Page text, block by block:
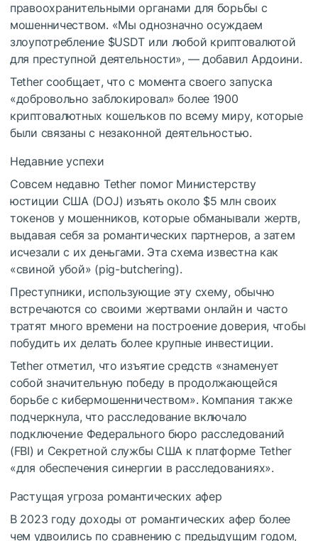
правоохранительными органами для борьбы с
мошенничеством. «Мы однозначно осуждаем
злоупотребление $USDT или любой криптовалютой
для преступной деятельности», — добавил Ардоини.
Tether сообщает, что с момента своего запуска
«добровольно заблокировал» более 1900
криптовалютных кошельков по всему миру, которые
были связаны с незаконной деятельностью.
Недавние успехи
Совсем недавно Tether помог Министерству
юстиции США (DOJ) изъять около $5 млн своих
токенов у мошенников, которые обманывали жертв,
выдавая себя за романтических партнеров, а затем
исчезали с их деньгами. Эта схема известна как
«свиной убой» (pig-butchering).
Преступники, использующие эту схему, обычно
встречаются со своими жертвами онлайн и часто
тратят много времени на построение доверия, чтобы
побудить их делать более крупные инвестиции.
Tether отметил, что изъятие средств «знаменует
собой значительную победу в продолжающейся
борьбе с кибермошенничеством». Компания также
подчеркнула, что расследование включало
подключение Федерального бюро расследований
(FBI) и Секретной службы США к платформе Tether
«для обеспечения синергии в расследованиях».
Растущая угроза романтических афер
В 2023 году доходы от романтических афер более
чем удвоились по сравнению с предыдущим годом,